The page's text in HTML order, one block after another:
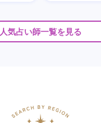
人気占い師一覧を見る